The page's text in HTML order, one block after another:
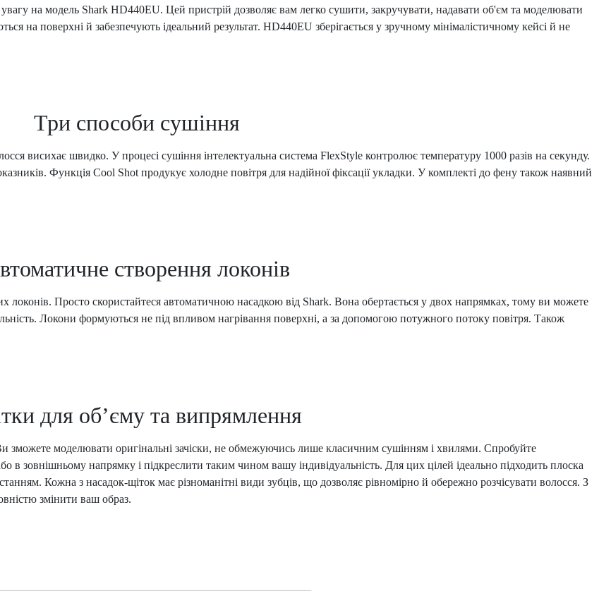
на модель Shark HD440EU. Цей пристрій дозволяє вам легко сушити, закручувати, надавати об'єм та моделювати
на поверхні й забезпечують ідеальний результат. HD440EU зберігається у зручному мінімалістичному кейсі й не
Три способи сушіння
висихає швидко. У процесі сушіння інтелектуальна система FlexStyle контролює температуру 1000 разів на секунду.
Функція Cool Shot продукує холодне повітря для надійної фіксації укладки. У комплекті до фену також наявний
створення локонів
локонів. Просто скористайтеся автоматичною насадкою від Shark. Вона обертається у двох напрямках, тому ви можете
Локони формуються не під впливом нагрівання поверхні, а за допомогою потужного потоку повітря. Також
для об’єму та випрямлення
зможете моделювати оригінальні зачіски, не обмежуючись лише класичним сушінням і хвилями. Спробуйте
в зовнішньому напрямку і підкреслити таким чином вашу індивідуальність. Для цих цілей ідеально підходить плоска
Кожна з насадок-щіток має різноманітні види зубців, що дозволяє рівномірно й обережно розчісувати волосся. З
змінити ваш образ.